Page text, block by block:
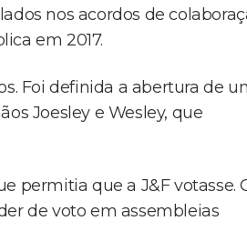
nos acordos de
em 2017.
Foi definida a abertura de
Joesley e Wesley, que
permitia que a J&F votasse.
de voto em assembleias